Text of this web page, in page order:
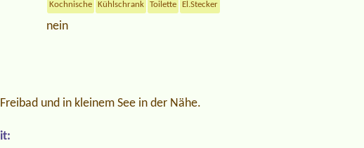
Kochnische Kühlschrank Toilette El.Stecker
nein
und in kleinem See in der Nähe.